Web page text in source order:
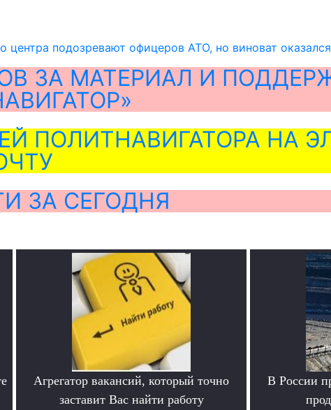
центра подозревают офицеров АТО, но виноват
ЗА МАТЕРИАЛ И
ПОЛИТНАВИГАТОРА НА
ЗА СЕГОДНЯ
Агрегатор вакансий, который точно
заставит Вас найти работу
В России